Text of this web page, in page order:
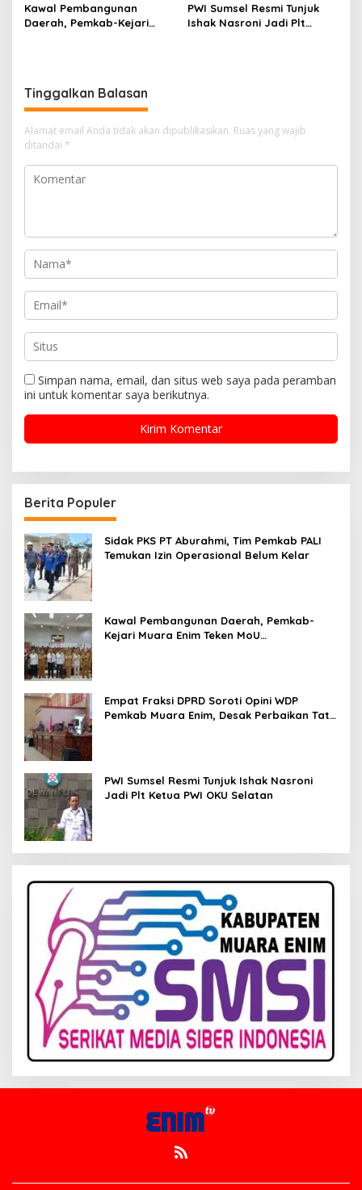
Kawal Pembangunan
Daerah, Pemkab-Kejari
PWI Sumsel Resmi Tunjuk
Ishak Nasroni Jadi Plt
Tinggalkan Balasan
Alamat email Anda tidak akan dipublikasikan. Ruas yang wajib
ditandai *
Simpan nama, email, dan situs web saya pada peramban
ini untuk komentar saya berikutnya.
Berita Populer
Sidak PKS PT Aburahmi, Tim Pemkab PALI
Temukan Izin Operasional Belum Kelar
Kawal Pembangunan Daerah, Pemkab-
Kejari Muara Enim Teken MoU
Empat Fraksi DPRD Soroti Opini WDP
Pemkab Muara Enim, Desak Perbaikan Tata
PWI Sumsel Resmi Tunjuk Ishak Nasroni
Jadi Plt Ketua PWI OKU Selatan